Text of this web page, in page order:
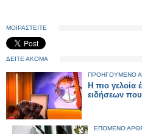
ΜΟΙΡΑΣΤΕΙΤΕ
ΔΕΙΤΕ ΑΚΟΜΑ
ΠΡΟΗΓΟΥΜΕΝΟ
Η πιο γελοία
ειδήσεων που
ΕΠΟΜΕΝΟ